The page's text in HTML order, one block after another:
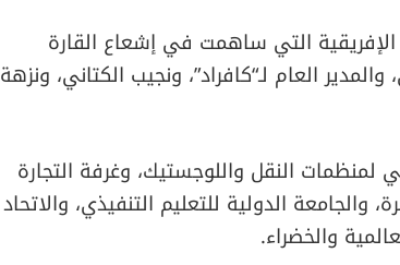
التي ساهمت في إشعاع القارة
العام لـ“كافراد”، ونجيب الكتاني، ونزهة
لمنظمات النقل واللوجستيك، وغرفة التجارة
والجامعة الدولية للتعليم التنفيذي، والاتحاد
والخضراء.